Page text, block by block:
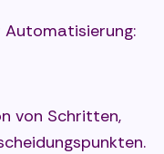
Automatisierung:
von Schritten,